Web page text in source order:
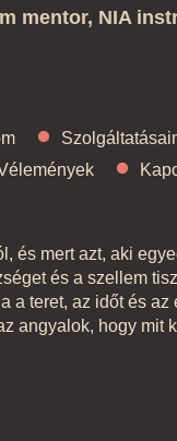
mentor, NIA
és mert azt, aki
és a szellem
a teret, az időt és
angyalok, hogy mit